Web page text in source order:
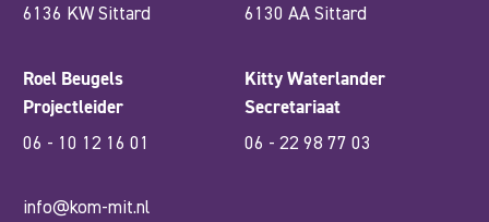
6136 KW Sittard
6130 AA Sittard
Roel Beugels
Projectleider
06 - 10 12 16 01
Kitty Waterlander
Secretariaat
06 - 22 98 77 03
info@kom-mit.nl